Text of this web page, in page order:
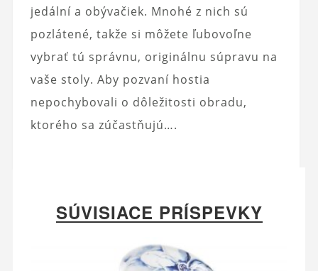
jedální a obývačiek. Mnohé z nich sú
pozlátené, takže si môžete ľubovoľne
vybrať tú správnu, originálnu súpravu na
vaše stoly. Aby pozvaní hostia
nepochybovali o dôležitosti obradu,
ktorého sa zúčastňujú….
SÚVISIACE PRÍSPEVKY